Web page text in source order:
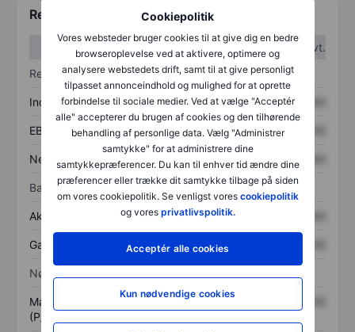
Cookiepolitik
Vores websteder bruger cookies til at give dig en bedre
browseroplevelse ved at aktivere, optimere og
analysere webstedets drift, samt til at give personligt
tilpasset annonceindhold og mulighed for at oprette
forbindelse til sociale medier. Ved at vælge "Acceptér
alle" accepterer du brugen af cookies og den tilhørende
behandling af personlige data. Vælg "Administrer
samtykke" for at administrere dine
samtykkepræferencer. Du kan til enhver tid ændre dine
præferencer eller trække dit samtykke tilbage på siden
om vores cookiepolitik. Se venligst vores cookiepolitik
og vores privatlivspolitik.
Acceptér alle cookies
Kun nødvendige cookies
Regnskabstal
1. kvt.
2. kvt.
Resultatopgørelse
Indtægter XXXXXXX XXXXXXX
EBITDA XXXXXXX XXXXXXX
Nettoresultat XXXXXXX XXXXXXX
Balance
Aktiver i alt XXXXXXX
Gæld XXXXXXX
Nøgletal
Markedsværdi/omsætning
(P/S)
XXXXXXX